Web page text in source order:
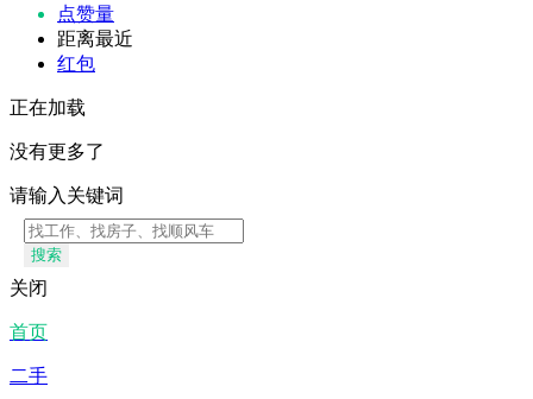
点赞量
距离最近
红包
正在加载
没有更多了
请输入关键词
搜索
关闭
首页
二手